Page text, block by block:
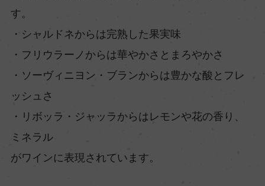
す。
・シャルドネからは完熟した果実味
・フリウラーノからは華やかさとまろやかさ
・ソーヴィニヨン・ブランからは豊かな酸とフレ
ッシュさ
・リボッラ・ジャッラからはレモンや花の香り、
ミネラル
がワインに表現されています。